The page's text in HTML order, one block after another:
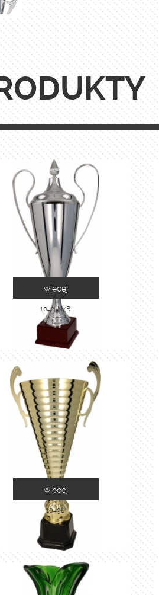
1042-N/B
więcej
1049C
więcej